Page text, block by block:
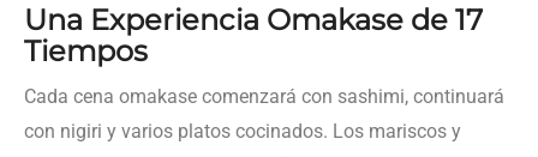
Una Experiencia Omakase de 17
Tiempos
Cada cena omakase comenzará con sashimi, continuará
con nigiri y varios platos cocinados. Los mariscos y